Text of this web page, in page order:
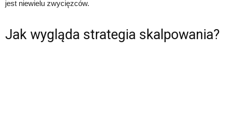
jest niewielu zwycięzców.
Jak wygląda strategia skalpowania?